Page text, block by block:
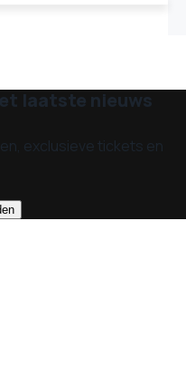
laatste nieuws
exclusieve tickets en